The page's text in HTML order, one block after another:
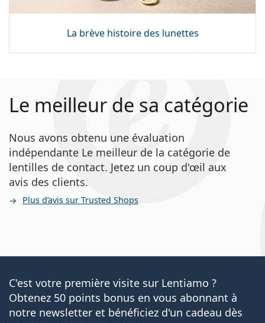
La brève histoire des lunettes
Le meilleur de sa catégorie
Nous avons obtenu une évaluation
indépendante Le meilleur de la catégorie de
lentilles de contact. Jetez un coup d'œil aux
avis des clients.
Plus d’avis sur Trusted Shops
C'est votre première visite sur Lentiamo ?
Obtenez 50 points bonus en vous abonnant à
notre newsletter et bénéficiez d'un cadeau dès